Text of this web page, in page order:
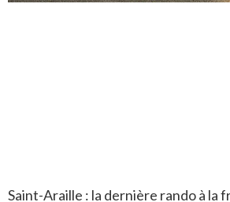
Saint-Araille : la dernière rando à la